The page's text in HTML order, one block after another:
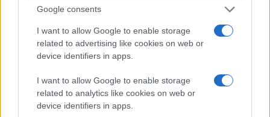
Google consents
I want to allow Google to enable storage
related to advertising like cookies on web or
device identifiers in apps.
I want to allow Google to enable storage
related to analytics like cookies on web or
device identifiers in apps.